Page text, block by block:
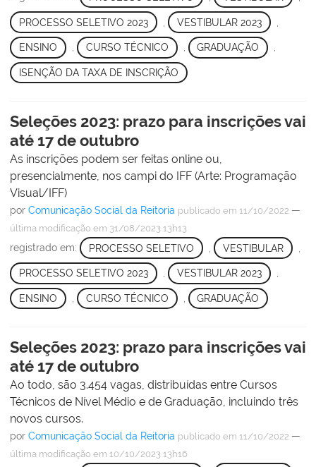
PROCESSO SELETIVO 2023 VESTIBULAR 2023
ENSINO , CURSO TÉCNICO , GRADUAÇÃO ,
ISENÇÃO DA TAXA DE INSCRIÇÃO
Seleções 2023: prazo para inscrições vai
até 17 de outubro
As inscrições podem ser feitas online ou,
presencialmente, nos campi do IFF (Arte: Programação
Visual/IFF)
por Comunicação Social da Reitoria publicado em 11/10/2022 —
última modificação em 31/08/2023 13h13
registrado em: PROCESSO SELETIVO VESTIBULAR
PROCESSO SELETIVO 2023 , VESTIBULAR 2023 ,
ENSINO CURSO TÉCNICO GRADUAÇÃO
Seleções 2023: prazo para inscrições vai
até 17 de outubro
Ao todo, são 3.454 vagas, distribuídas entre Cursos
Técnicos de Nível Médio e de Graduação, incluindo três
novos cursos.
por Comunicação Social da Reitoria publicado em 11/10/2022 —
última modificação em 10/10/2023 13h16